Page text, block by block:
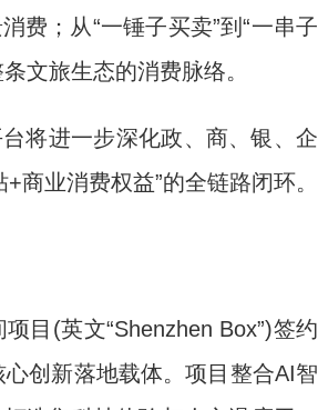
；从“一锤子买卖”到“一串子
文旅生态的消费脉络。
将进一步深化政、商、银、企
商业消费权益”的全链路闭环。
(英文“Shenzhen Box”)签约
创新落地载体。项目整合AI智